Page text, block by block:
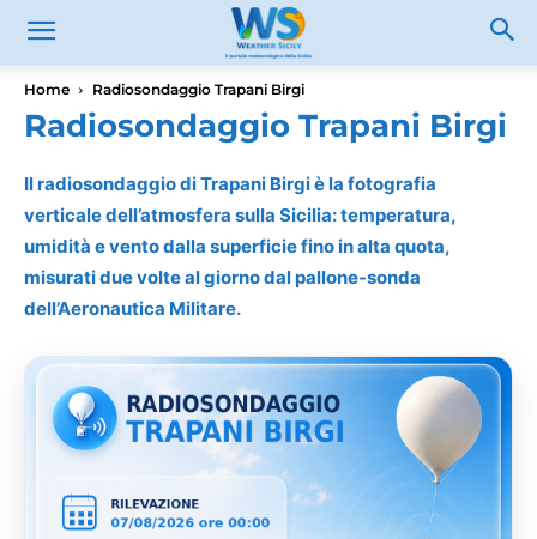
Home Radiosondaggio Trapani Birgi
Radiosondaggio Trapani Birgi
Il radiosondaggio di Trapani Birgi è la fotografia
verticale dell’atmosfera sulla Sicilia: temperatura,
umidità e vento dalla superficie fino in alta quota,
misurati due volte al giorno dal pallone-sonda
dell’Aeronautica Militare.